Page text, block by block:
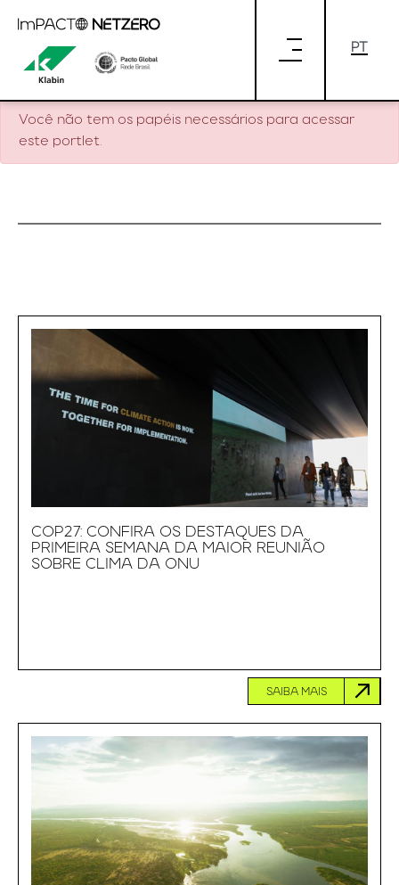
Você não tem os papéis necessários para acessar
este portlet.
Você não tem os papéis necessários para acessar
este portlet.
COP27: CONFIRA OS DESTAQUES DA
PRIMEIRA SEMANA DA MAIOR REUNIÃO
SOBRE CLIMA DA ONU
SAIBA MAIS